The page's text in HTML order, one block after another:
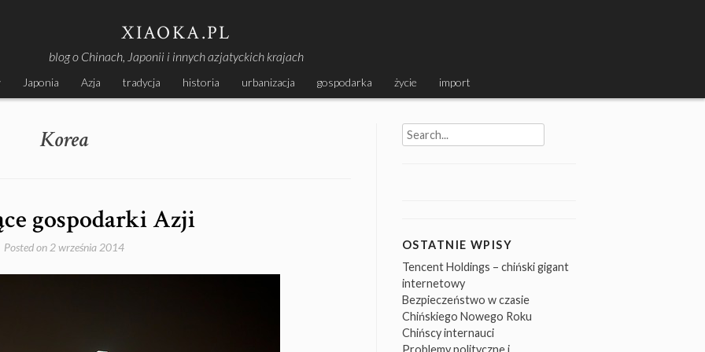
XIAOKA.PL
blog o Chinach, Japonii i innych azjatyckich krajach
Japonia Azja tradycja historia urbanizacja gospodarka życie import
Korea
gospodarki Azji
Posted on 2 września 2014
Search
for:
OSTATNIE WPISY
Tencent Holdings – chiński gigant
internetowy
Bezpieczeństwo w czasie
Chińskiego Nowego Roku
Chińscy internauci
Problemy polityczne i